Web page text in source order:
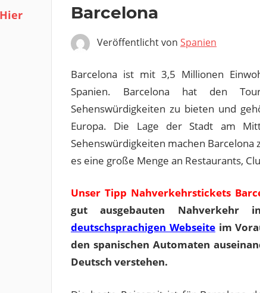
Barcelona
Veröffentlicht von Spanien
Barcelona ist mit 3,5 Millionen
Spanien. Barcelona hat den
Sehenswürdigkeiten zu bieten und
Europa. Die Lage der Stadt am
Sehenswürdigkeiten machen
es eine große Menge an Restaurants,
Unser Tipp Nahverkehrstickets
gut ausgebauten
deutschsprachigen Webseiteim
den spanischen Automaten
Deutsch verstehen.